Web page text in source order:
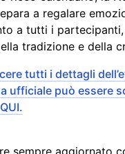
a regalare
a tutti i
tradizione e della
tutti i dettagli
ufficiale può essere